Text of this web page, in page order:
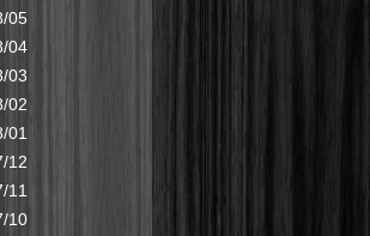
05
04
03
02
01
12
11
10